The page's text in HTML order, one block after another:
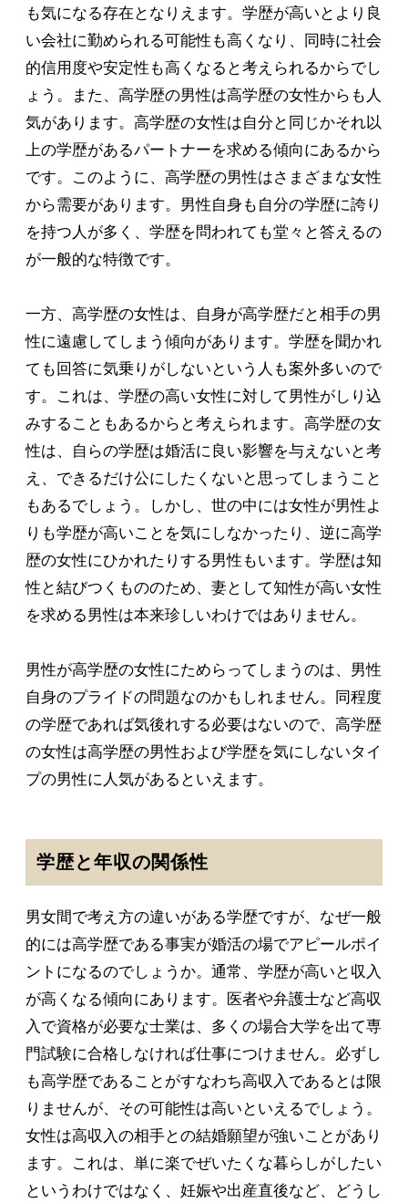
も気になる存在となりえます。学歴が高いとより良
い会社に勤められる可能性も高くなり、同時に社会
的信用度や安定性も高くなると考えられるからでし
ょう。また、高学歴の男性は高学歴の女性からも人
気があります。高学歴の女性は自分と同じかそれ以
上の学歴があるパートナーを求める傾向にあるから
です。このように、高学歴の男性はさまざまな女性
から需要があります。男性自身も自分の学歴に誇り
を持つ人が多く、学歴を問われても堂々と答えるの
が一般的な特徴です。
一方、高学歴の女性は、自身が高学歴だと相手の男
性に遠慮してしまう傾向があります。学歴を聞かれ
ても回答に気乗りがしないという人も案外多いので
す。これは、学歴の高い女性に対して男性がしり込
みすることもあるからと考えられます。高学歴の女
性は、自らの学歴は婚活に良い影響を与えないと考
え、できるだけ公にしたくないと思ってしまうこと
もあるでしょう。しかし、世の中には女性が男性よ
りも学歴が高いことを気にしなかったり、逆に高学
歴の女性にひかれたりする男性もいます。学歴は知
性と結びつくもののため、妻として知性が高い女性
を求める男性は本来珍しいわけではありません。
男性が高学歴の女性にためらってしまうのは、男性
自身のプライドの問題なのかもしれません。同程度
の学歴であれば気後れする必要はないので、高学歴
の女性は高学歴の男性および学歴を気にしないタイ
プの男性に人気があるといえます。
学歴と年収の関係性
男女間で考え方の違いがある学歴ですが、なぜ一般
的には高学歴である事実が婚活の場でアピールポイ
ントになるのでしょうか。通常、学歴が高いと収入
が高くなる傾向にあります。医者や弁護士など高収
入で資格が必要な士業は、多くの場合大学を出て専
門試験に合格しなければ仕事につけません。必ずし
も高学歴であることがすなわち高収入であるとは限
りませんが、その可能性は高いといえるでしょう。
女性は高収入の相手との結婚願望が強いことがあり
ます。これは、単に楽でぜいたくな暮らしがしたい
というわけではなく、妊娠や出産直後など、どうし